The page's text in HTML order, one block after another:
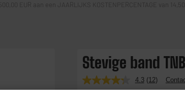
EUR aan een JAARLIJKS KOSTENPERCENTAGE van
Stevige band
4.3 Lees
12
(12)